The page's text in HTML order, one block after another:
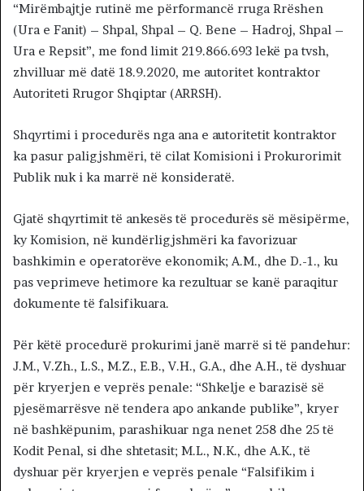
“Mirëmbajtje rutinë me përformancë rruga Rrëshen
(Ura e Fanit) – Shpal, Shpal – Q. Bene – Hadroj, Shpal –
Ura e Repsit”, me fond limit 219.866.693 lekë pa tvsh,
zhvilluar më datë 18.9.2020, me autoritet kontraktor
Autoriteti Rrugor Shqiptar (ARRSH).
Shqyrtimi i procedurës nga ana e autoritetit kontraktor
ka pasur paligjshmëri, të cilat Komisioni i Prokurorimit
Publik nuk i ka marrë në konsideratë.
Gjatë shqyrtimit të ankesës të procedurës së mësipërme,
ky Komision, në kundërligjshmëri ka favorizuar
bashkimin e operatorëve ekonomik; A.M., dhe D.-1., ku
pas veprimeve hetimore ka rezultuar se kanë paraqitur
dokumente të falsifikuara.
Për këtë procedurë prokurimi janë marrë si të pandehur:
J.M., V.Zh., L.S., M.Z., E.B., V.H., G.A., dhe A.H., të dyshuar
për kryerjen e veprës penale: “Shkelje e barazisë së
pjesëmarrësve në tendera apo ankande publike”, kryer
në bashkëpunim, parashikuar nga nenet 258 dhe 25 të
Kodit Penal, si dhe shtetasit; M.L., N.K., dhe A.K., të
dyshuar për kryerjen e veprës penale “Falsifikim i